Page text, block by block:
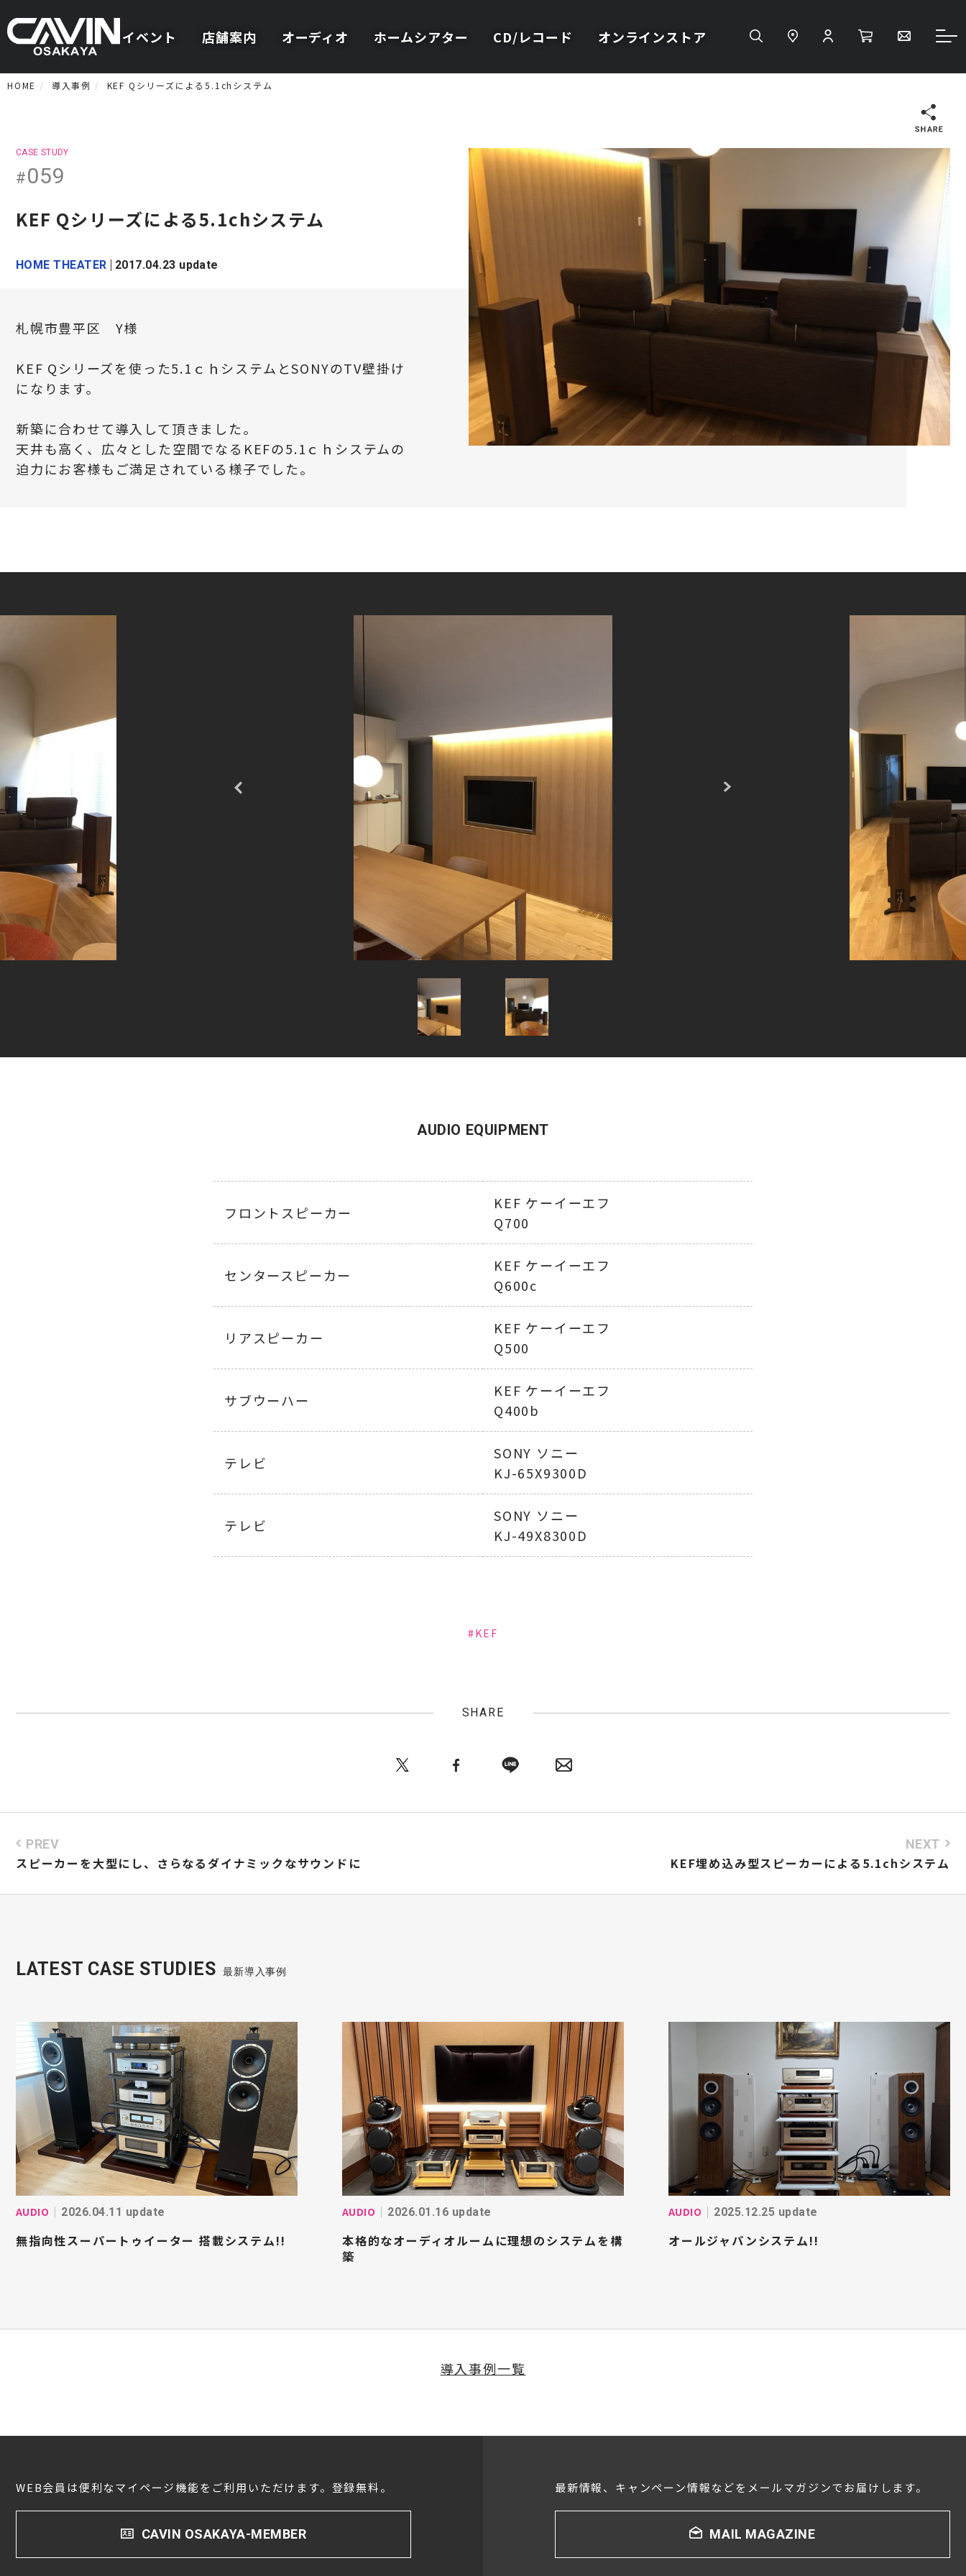
イベント 店舗案内 オーディオ ホームシアター CD/レコード オンラインストア
HOME 導入事例 KEF Qシリーズによる5.1chシステム
CASE STUDY
#059
KEF Qシリーズによる5.1chシステム
HOME THEATER 2017.04.23 update
札幌市豊平区 Y様
KEF Qシリーズを使った5.1ｃｈシステムとSONYのTV壁掛け
になります。
新築に合わせて導入して頂きました。
天井も高く、広々とした空間でなるKEFの5.1ｃｈシステムの
迫力にお客様もご満足されている様子でした。
AUDIO EQUIPMENT
フロントスピーカー
KEF ケーイーエフ
Q700
センタースピーカー
KEF ケーイーエフ
Q600c
リアスピーカー
KEF ケーイーエフ
Q500
サブウーハー
KEF ケーイーエフ
Q400b
テレビ
SONY ソニー
KJ-65X9300D
テレビ
SONY ソニー
KJ-49X8300D
#KEF
SHARE
PREV
スピーカーを大型にし、さらなるダイナミックなサウンドに
NEXT
KEF埋め込み型スピーカーによる5.1chシステム
LATEST CASE STUDIES 最新導入事例
AUDIO 2026.04.11 update
無指向性スーパートゥイーター 搭載システム!!
AUDIO 2026.01.16 update
本格的なオーディオルームに理想のシステムを構
築
AUDIO 2025.12.25 update
オールジャパンシステム!!
導入事例一覧
WEB会員は便利なマイページ機能をご利用いただけます。登録無料。
CAVIN OSAKAYA-MEMBER
最新情報、キャンペーン情報などをメールマガジンでお届けします。
MAIL MAGAZINE